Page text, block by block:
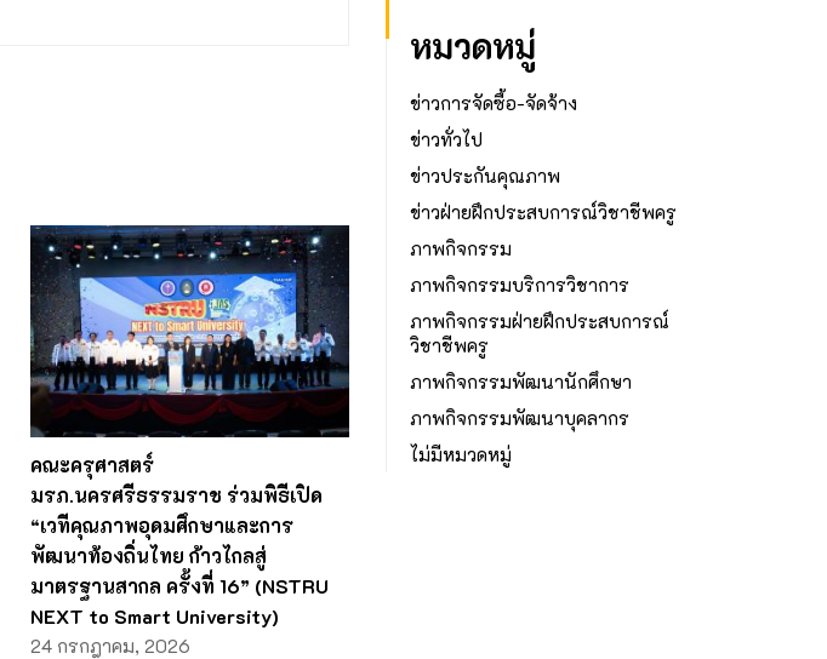
คณะครุศาสตร์
มรภ.นครศรีธรรมราช ร่วมพิธีเปิด
“เวทีคุณภาพอุดมศึกษาและการ
พัฒนาท้องถิ่นไทย ก้าวไกลสู่
มาตรฐานสากล ครั้งที่ 16” (NSTRU
NEXT to Smart University)
24 กรกฎาคม, 2026
หมวดหมู่
ข่าวการจัดซื้อ-จัดจ้าง
ข่าวทั่วไป
ข่าวประกันคุณภาพ
ข่าวฝ่ายฝึกประสบการณ์วิชาชีพครู
ภาพกิจกรรม
ภาพกิจกรรมบริการวิชาการ
ภาพกิจกรรมฝ่ายฝึกประสบการณ์
วิชาชีพครู
ภาพกิจกรรมพัฒนานักศึกษา
ภาพกิจกรรมพัฒนาบุคลากร
ไม่มีหมวดหมู่